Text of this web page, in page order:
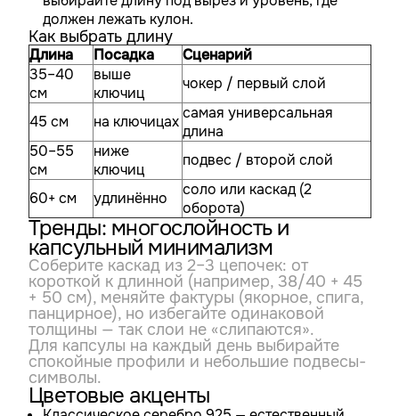
должен лежать кулон.
Как выбрать длину
Длина Посадка
Сценарий
35–40
см
выше
ключиц
чокер / первый слой
45 см на ключицах самая универсальная
длина
50–55
см
ниже
ключиц
подвес / второй слой
60+ см удлинённо
соло или каскад (2
оборота)
Тренды: многослойность и
капсульный минимализм
Соберите каскад из 2–3 цепочек: от
короткой к длинной (например, 38/40 + 45
+ 50 см), меняйте фактуры (якорное, спига,
панцирное), но избегайте одинаковой
толщины — так слои не «слипаются».
Для капсулы на каждый день выбирайте
спокойные профили и небольшие подвесы-
символы.
Цветовые акценты